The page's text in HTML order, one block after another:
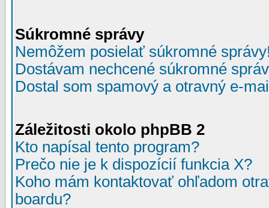
Súkromné správy
Nemôžem posielať súkromné
Dostávam nechcené súkromné
Dostal som spamový a otravný e-
Záležitosti okolo phpBB 2
Kto napísal tento program?
Prečo nie je k dispozícií funkcia X?
Koho mám kontaktovať ohľadom
boardu?